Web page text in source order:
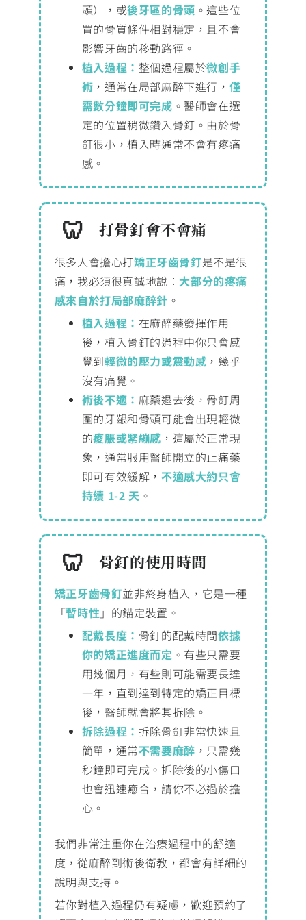
頭），或後牙區的骨頭 。這些位
置的骨質條件相對穩定，且不會
影響牙齒的移動路徑。
植入過程： 整個過程屬於微創手
術 ，通常在局部麻醉下進行， 僅
需數分鐘即可完成 。醫師會在選
定的位置稍微鑽入骨釘。由於骨
釘很小，植入時通常不會有疼痛
感。
打骨釘會不會痛
很多人會擔心打矯正牙齒骨釘是不是很
痛，我必須很真誠地說： 大部分的疼痛
感來自於打局部麻醉針 。
植入過程： 在麻醉藥發揮作用
後，植入骨釘的過程中你只會感
覺到輕微的壓力或震動感 ，幾乎
沒有痛覺。
術後不適： 麻藥退去後，骨釘周
圍的牙齦和骨頭可能會出現輕微
的痠脹或緊繃感 ，這屬於正常現
象，通常服用醫師開立的止痛藥
即可有效緩解，不適感大約只會
持續 1-2 天 。
骨釘的使用時間
矯正牙齒骨釘並非終身植入，它是一種
「暫時性」的錨定裝置。
配戴長度： 骨釘的配戴時間依據
你的矯正進度而定 。有些只需要
用幾個月，有些則可能需要長達
一年，直到達到特定的矯正目標
後，醫師就會將其拆除。
拆除過程： 拆除骨釘非常快速且
簡單，通常不需要麻醉 ，只需幾
秒鐘即可完成。拆除後的小傷口
也會迅速癒合，請你不必過於擔
心。
我們非常注重你在治療過程中的舒適
度，從麻醉到術後衛教，都會有詳細的
說明與支持。
若你對植入過程仍有疑慮，歡迎預約了